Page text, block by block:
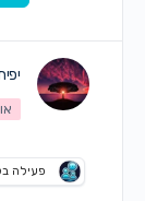
פעילה